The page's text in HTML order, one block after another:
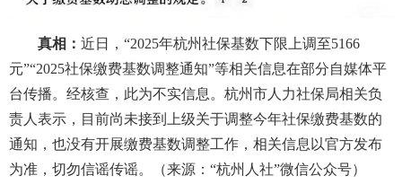
真相： 近日，“2025年杭州社保基数下限上调至5166
元”“2025社保缴费基数调整通知”等相关信息在部分自媒体平
台传播。经核查，此为不实信息。杭州市人力社保局相关负
责人表示，目前尚未接到上级关于调整今年社保缴费基数的
通知，也没有开展缴费基数调整工作，相关信息以官方发布
为准，切勿信谣传谣。（来源：“杭州人社”微信公众号）